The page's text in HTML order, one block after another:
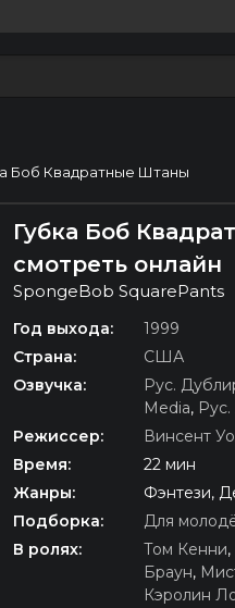
Боб Квадратные Штаны
Губка Боб
смотреть онлайн
SpongeBob SquarePants
Год выхода:
1999
Страна:
США
Озвучка:
Рус.
Media,
Режиссер:
Винсент
Время:
22 мин
Жанры:
Фэнтези,
Подборка:
Для
В ролях:
Том Кенни,
Браун,
Кэролин